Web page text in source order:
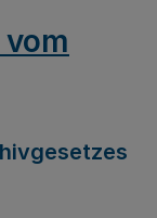
vom